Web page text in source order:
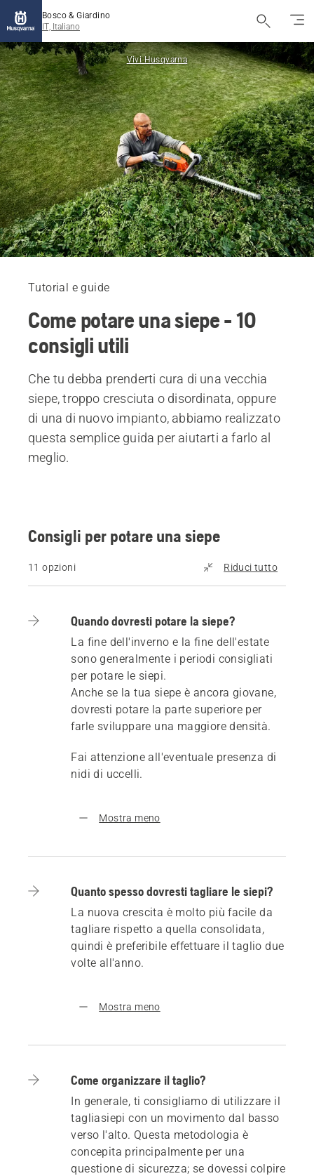
Bosco & Giardino
IT, Italiano
Vivi Husqvarna
Tutorial e guide
Come potare una siepe - 10
consigli utili
Che tu debba prenderti cura di una vecchia
siepe, troppo cresciuta o disordinata, oppure
di una di nuovo impianto, abbiamo realizzato
questa semplice guida per aiutarti a farlo al
meglio.
Consigli per potare una siepe
11 opzioni Riduci tutto
Quando dovresti potare la siepe?
La fine dell'inverno e la fine dell'estate
sono generalmente i periodi consigliati
per potare le siepi.
Anche se la tua siepe è ancora giovane,
dovresti potare la parte superiore per
farle sviluppare una maggiore densità.
Fai attenzione all'eventuale presenza di
nidi di uccelli.
Mostra meno
Quanto spesso dovresti tagliare le siepi?
La nuova crescita è molto più facile da
tagliare rispetto a quella consolidata,
quindi è preferibile effettuare il taglio due
volte all'anno.
Mostra meno
Come organizzare il taglio?
In generale, ti consigliamo di utilizzare il
tagliasiepi con un movimento dal basso
verso l'alto. Questa metodologia è
concepita principalmente per una
questione di sicurezza; se dovessi colpire